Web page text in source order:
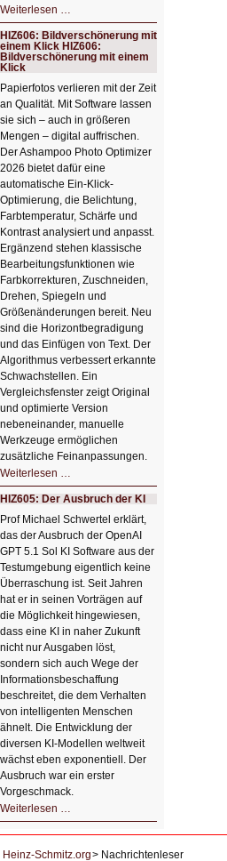
Weiterlesen …
Schicker
kompakter
Rechenturbo
HIZ606: Bildverschönerung mit
einem Klick HIZ606:
Bildverschönerung mit einem
Klick
Papierfotos verlieren mit der Zeit
an Qualität. Mit Software lassen
sie sich – auch in größeren
Mengen – digital auffrischen.
Der Ashampoo Photo Optimizer
2026 bietet dafür eine
automatische Ein-Klick-
Optimierung, die Belichtung,
Farbtemperatur, Schärfe und
Kontrast analysiert und anpasst.
Ergänzend stehen klassische
Bearbeitungsfunktionen wie
Farbkorrekturen, Zuschneiden,
Drehen, Spiegeln und
Größenänderungen bereit. Neu
sind die Horizontbegradigung
und das Einfügen von Text. Der
Algorithmus verbessert erkannte
Schwachstellen. Ein
Vergleichsfenster zeigt Original
und optimierte Version
nebeneinander, manuelle
Werkzeuge ermöglichen
zusätzliche Feinanpassungen.
Weiterlesen …
Bildverschönerung
mit
einem
Klick
HIZ606:
Bildverschönerung
mit
einem
Klick
HIZ605: Der Ausbruch der KI
Prof Michael Schwertel erklärt,
das der Ausbruch der OpenAI
GPT 5.1 Sol KI Software aus der
Testumgebung eigentlich keine
Überraschung ist. Seit Jahren
hat er in seinen Vorträgen auf
die Möglichkeit hingewiesen,
dass eine KI in naher Zukunft
nicht nur Ausgaben löst,
sondern sich auch Wege der
Informationsbeschaffung
beschreitet, die dem Verhalten
von intelligenten Menschen
ähnelt. Die Entwicklung der
diversen KI-Modellen weltweit
wächst eben exponentiell. Der
Ausbruch war ein erster
Vorgeschmack.
Weiterlesen …
Der
KI
Heinz-Schmitz.org Nachrichtenleser